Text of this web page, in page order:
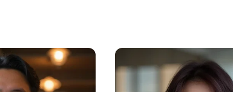
Aden
Lecturer Production